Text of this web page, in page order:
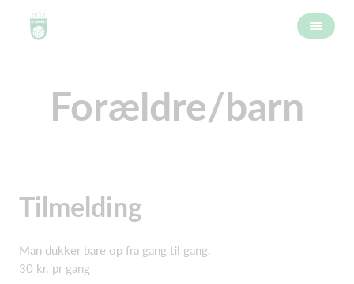
Forældre/barn
Tilmelding
Man dukker bare op fra gang til gang.
30 kr. pr gang